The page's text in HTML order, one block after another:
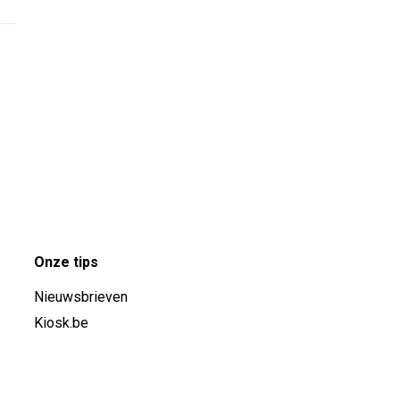
Onze tips
Nieuwsbrieven
Kiosk.be